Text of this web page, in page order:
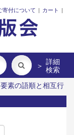
寄付について | カート |
＞ 詳細
検索
素の語順と相互行
“百面相”大阪が生ん
ウェーデン語
対